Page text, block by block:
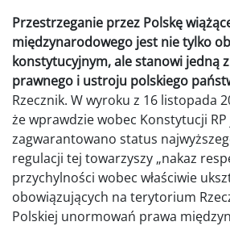
Przestrzeganie przez Polskę
międzynarodowego jest nie tylko
konstytucyjnym, ale stanowi jedną
prawnego i ustroju polskiego
Rzecznik. W wyroku z 16 listopada
że wprawdzie wobec Konstytucji
zagwarantowano status
regulacji tej towarzyszy „nakaz
przychylności wobec właściwie
obowiązujących na terytorium
Polskiej unormowań prawa